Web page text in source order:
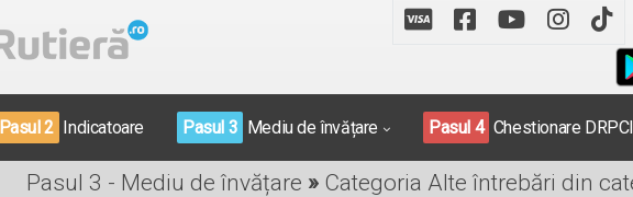
Pasul 2 Indicatoare Pasul 3 Mediu de învățare Pasul 4 Chestionare
Pasul 3 - Mediu de învățare »Categoria Alte întrebări din